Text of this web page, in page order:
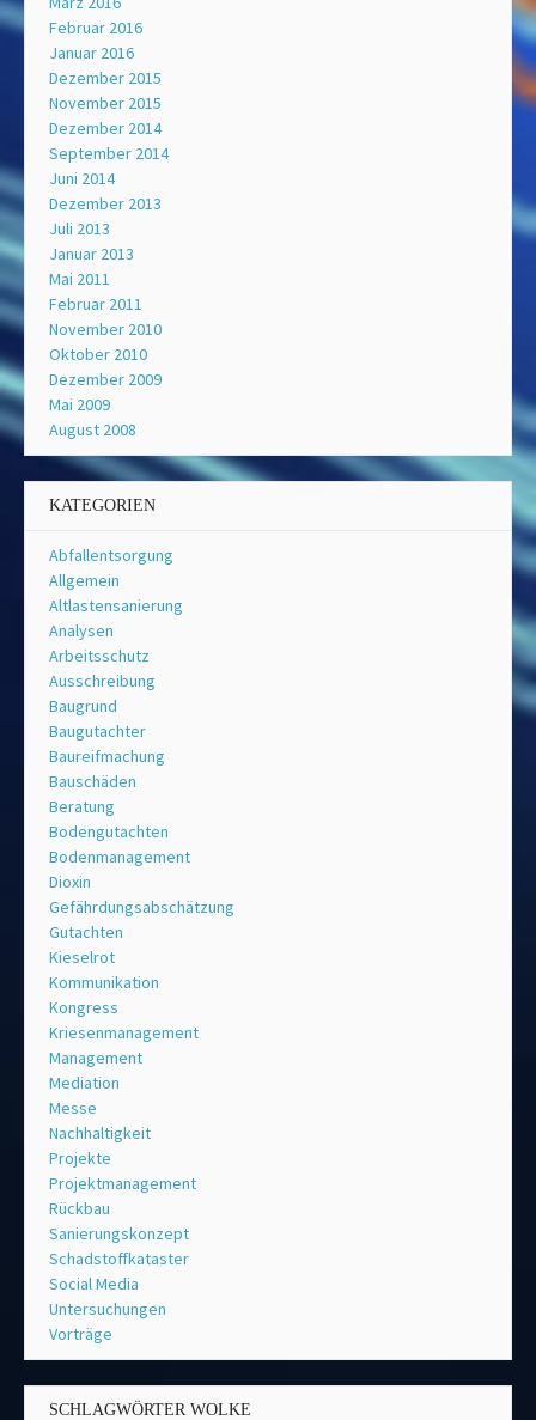
Februar 2016
Januar 2016
Dezember 2015
November 2015
Dezember 2014
September 2014
Juni 2014
Dezember 2013
Juli 2013
Januar 2013
Mai 2011
Februar 2011
November 2010
Oktober 2010
Dezember 2009
Mai 2009
August 2008
KATEGORIEN
Abfallentsorgung
Allgemein
Altlastensanierung
Analysen
Arbeitsschutz
Ausschreibung
Baugrund
Baugutachter
Baureifmachung
Bauschäden
Beratung
Bodengutachten
Bodenmanagement
Dioxin
Gefährdungsabschätzung
Gutachten
Kieselrot
Kommunikation
Kongress
Kriesenmanagement
Management
Mediation
Messe
Nachhaltigkeit
Projekte
Projektmanagement
Rückbau
Sanierungskonzept
Schadstoffkataster
Social Media
Untersuchungen
Vorträge
SCHLAGWÖRTER WOLKE